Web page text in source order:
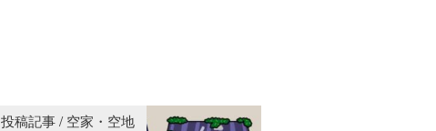
投稿記事/空家・空地